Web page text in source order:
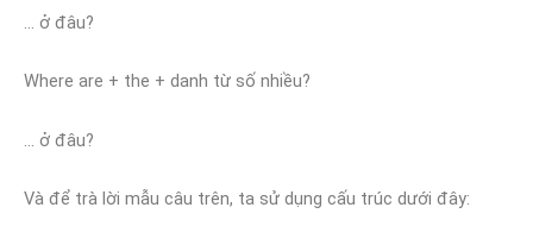
… ở đâu?
Where are + the + danh từ số nhiều?
… ở đâu?
Và để trà lời mẫu câu trên, ta sử dụng cấu trúc dưới đây: